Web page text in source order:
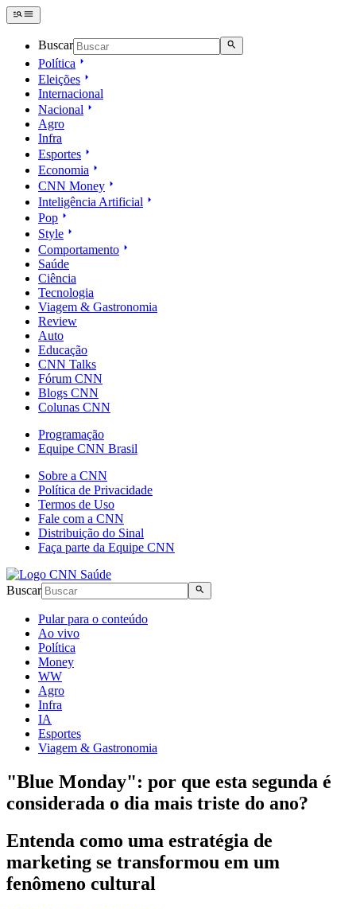
Buscar
Política
Eleições
Internacional
Nacional
Agro
Infra
Esportes
Economia
CNN Money
Inteligência Artificial
Pop
Style
Comportamento
Saúde
Ciência
Tecnologia
Viagem & Gastronomia
Review
Auto
Educação
CNN Talks
Fórum CNN
Blogs CNN
Colunas CNN
Programação
Equipe CNN Brasil
Sobre a CNN
Política de Privacidade
Termos de Uso
Fale com a CNN
Distribuição do Sinal
Faça parte da Equipe CNN
Buscar
Pular para o conteúdo
Ao vivo
Política
Money
WW
Agro
Infra
IA
Esportes
Viagem & Gastronomia
"Blue Monday": por que esta segunda é
considerada o dia mais triste do ano?
Entenda como uma estratégia de
marketing se transformou em um
fenômeno cultural